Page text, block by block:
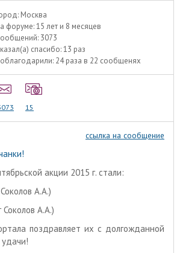
Москва
форуме:15 лет и 8 месяцев
3073
спасибо:13 раз
24 раза в 22 сообщенях
15
ссылка на сообщение
акции 2015 г. стали:
А.А.)
Соколов А.А.)
поздравляет их с долгожданной